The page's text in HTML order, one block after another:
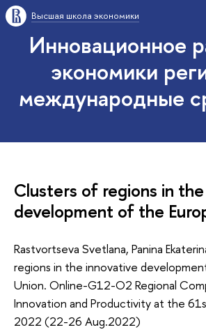
Высшая школа экономики
Инновационное
экономики
международные
Clusters of regions in
development of the
Rastvortseva Svetlana, Panina
regions in the innovative
Union. Online-G12-O2 Regional
Innovation and Productivity at the
2022 (22-26 Aug.2022)